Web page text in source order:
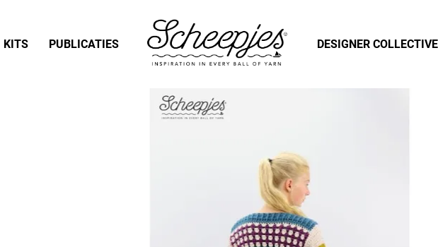
KITS PUBLICATIES DESIGNER COLLECTIVE